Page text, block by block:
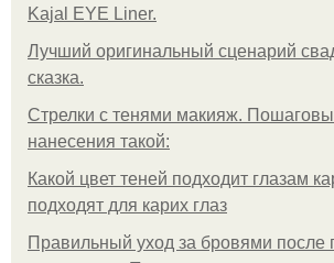
Kajal EYE Liner.
Лучший оригинальный сценарий
сказка.
Стрелки с тенями макияж.
нанесения такой:
Какой цвет теней подходит глазам
подходят для карих глаз
Правильный уход за бровями после